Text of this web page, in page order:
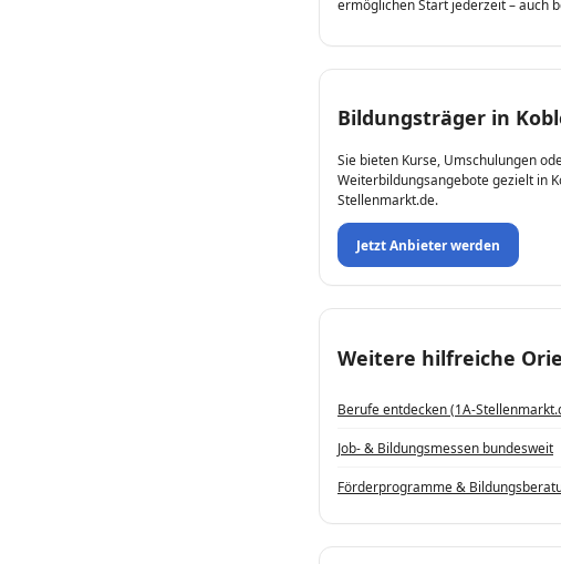
ermöglichen Start jederzeit – auch
Bildungsträger in
Sie bieten Kurse, Umschulungen
Weiterbildungsangebote gezielt in
Stellenmarkt.de.
Jetzt Anbieter werden
Weitere hilfreiche
Berufe entdecken (1A-
Job- & Bildungs­messen bundesweit
Förderprogramme &